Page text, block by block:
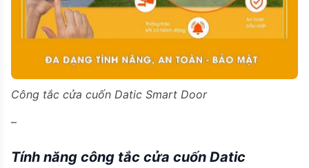
Công tắc cửa cuốn Datic Smart Door
–
Tính năng công tắc cửa cuốn Datic